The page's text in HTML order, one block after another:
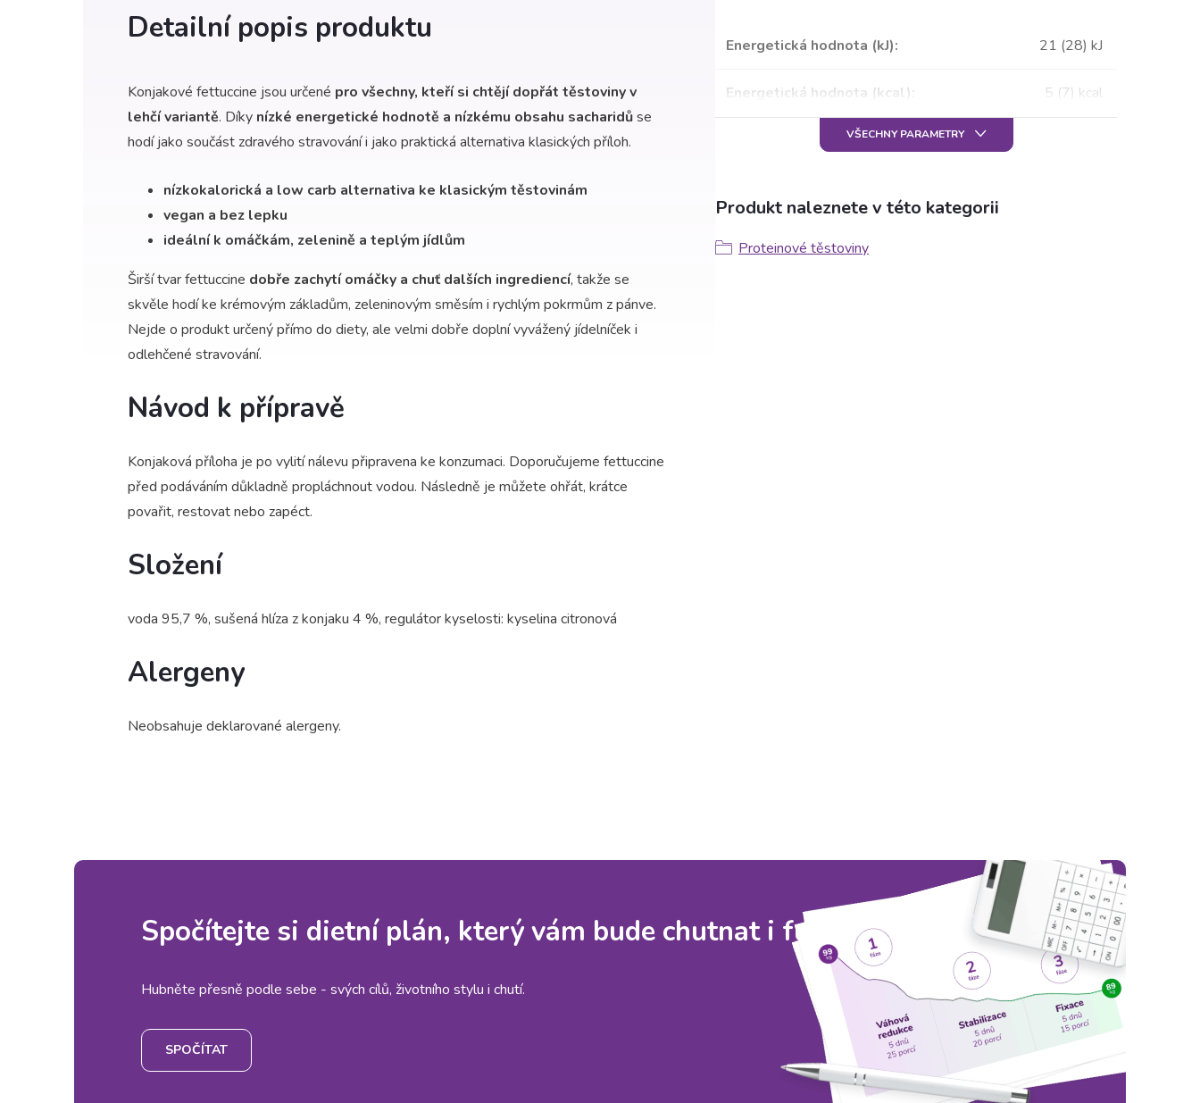
Detailní popis produktu
Konjakové fettuccine jsou určené pro všechny, kteří si chtějí dopřát těstoviny v
lehčí variantě. Díky nízké energetické hodnotě a nízkému obsahu sacharidůse
hodí jako součást zdravého stravování i jako praktická alternativa klasických příloh.
nízkokalorická a low carb alternativa ke klasickým těstovinám
vegan a bez lepku
ideální k omáčkám, zelenině a teplým jídlům
Širší tvar fettuccine dobře zachytí omáčky a chuť dalších ingrediencí, takže se
skvěle hodí ke krémovým základům, zeleninovým směsím i rychlým pokrmům z pánve.
Nejde o produkt určený přímo do diety, ale velmi dobře doplní vyvážený jídelníček i
odlehčené stravování.
Návod k přípravě
Konjaková příloha je po vylití nálevu připravena ke konzumaci. Doporučujeme fettuccine
před podáváním důkladně propláchnout vodou. Následně je můžete ohřát, krátce
povařit, restovat nebo zapéct.
Složení
voda 95,7 %, sušená hlíza z konjaku 4 %, regulátor kyselosti: kyselina citronová
Alergeny
Neobsahuje deklarované alergeny.
Energetická hodnota (kJ): 21 (28) kJ
Energetická hodnota (kcal) 5 (7) kcal
VŠECHNY PARAMETRY
Produkt naleznete v této kategorii
Proteinové těstoviny
Spočítejte si dietní plán, který vám bude chutnat i fungovat.
Hubněte přesně podle sebe - svých cílů, životního stylu i chutí.
SPOČÍTAT